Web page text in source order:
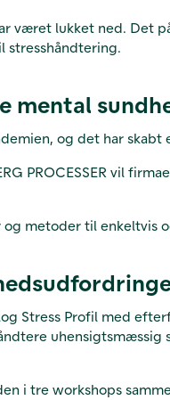
været lukket ned. Det
stresshåndtering.
mental
og det har skabt
PROCESSER vil
metoder til enkeltvis
Stress Profil med
uhensigtsmæssig
i tre workshops